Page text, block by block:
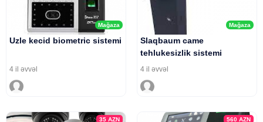
Mağaza
Uzle kecid biometric sistemi
4 il əvvəl
Mağaza
Slaqbaum came
tehlukesizlik sistemi
4 il əvvəl
35AZN 560 AZN